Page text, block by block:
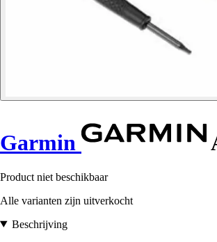
Garmin
Product niet beschikbaar
Alle varianten zijn uitverkocht
Beschrijving